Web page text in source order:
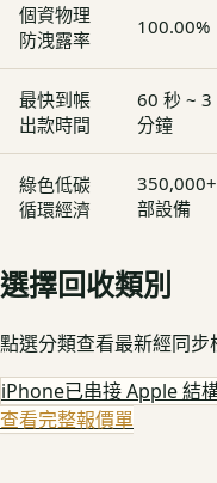
個資物理
防洩露率
100.00%
最快到帳
出款時間
60 秒 ~ 3
分鐘
綠色低碳
循環經濟
350,000+
部設備
選擇回收類別
點選分類查看最新經同
iPhone已串接 Apple 結
查看完整報價單